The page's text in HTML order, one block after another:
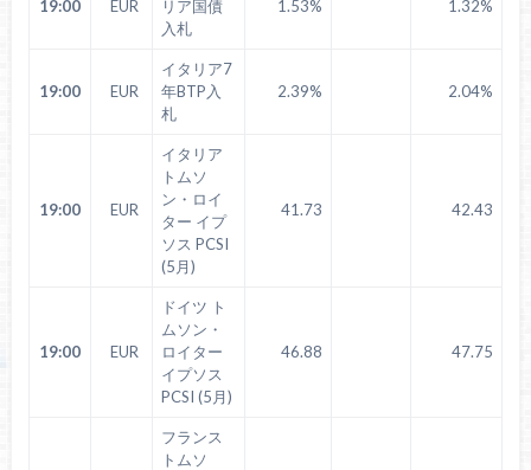
19:00 EUR
リア国債
入札
1.53% 1.32%
19:00 EUR
イタリア7
年BTP入
札
2.39% 2.04%
19:00 EUR
イタリア
トムソ
ン・ロイ
ター イプ
ソス PCSI
(5月)
41.73 42.43
19:00 EUR
ドイツ ト
ムソン・
ロイター
イプソス
PCSI (5月)
46.88 47.75
フランス
トムソ